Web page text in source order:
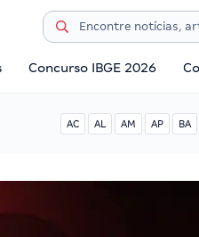
Concurso IBGE 2026
AC AL AM AP BA